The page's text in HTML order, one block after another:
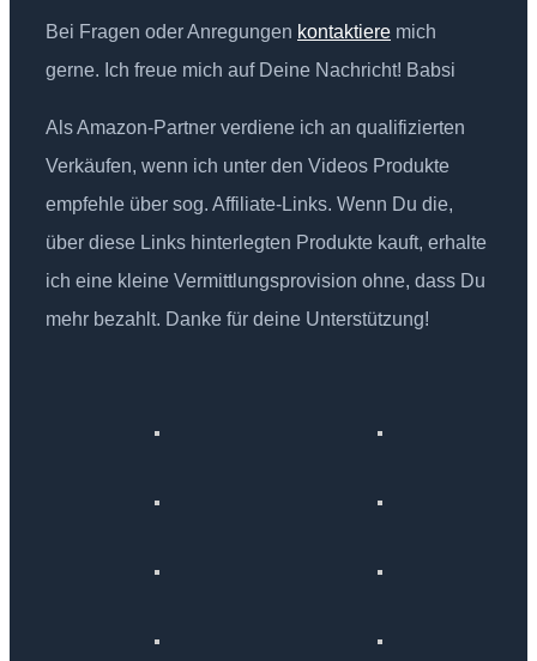
Bei Fragen oder Anregungen kontaktiere mich
gerne. Ich freue mich auf Deine Nachricht! Babsi
Als Amazon-Partner verdiene ich an qualifizierten
Verkäufen, wenn ich unter den Videos Produkte
empfehle über sog. Affiliate-Links. Wenn Du die,
über diese Links hinterlegten Produkte kauft, erhalte
ich eine kleine Vermittlungsprovision ohne, dass Du
mehr bezahlt. Danke für deine Unterstützung!